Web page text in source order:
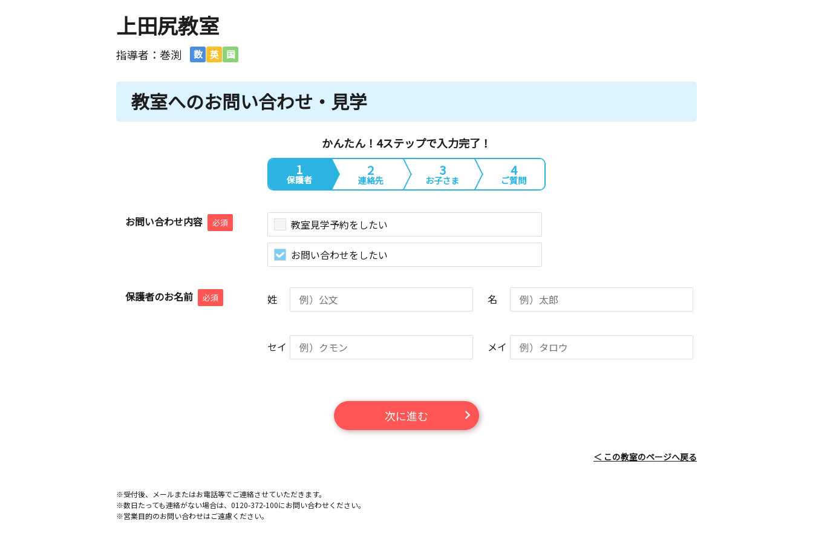
上田尻教室
指導者：巻渕 数 英 国
教室へのお問い合わせ・見学
かんたん！4ステップで入力完了！
1
保護者
2
連絡先
3
お子さま
4
ご質問
お問い合わせ内容 必須 教室見学予約をしたい
お問い合わせをしたい
保護者のお名前 必須 姓 名
セイ メイ
次に進む
＜ この教室のページへ戻る
※受付後、メールまたはお電話等でご連絡させていただきます。
※数日たっても連絡がない場合は、0120-372-100にお問い合わせください。
※営業目的のお問い合わせはご遠慮ください。